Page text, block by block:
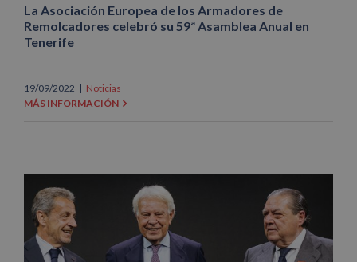
La Asociación Europea de los Armadores de
Remolcadores celebró su 59ª Asamblea Anual en
Tenerife
19/09/2022 | Noticias
MÁS INFORMACIÓN